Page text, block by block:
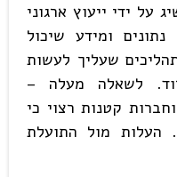
על ידי ייעוץ ארגוני
ומידע שיכול
שעליך לעשות
לשאלה מעלה –
קטנות רצוי כי
העלות מול התועלת